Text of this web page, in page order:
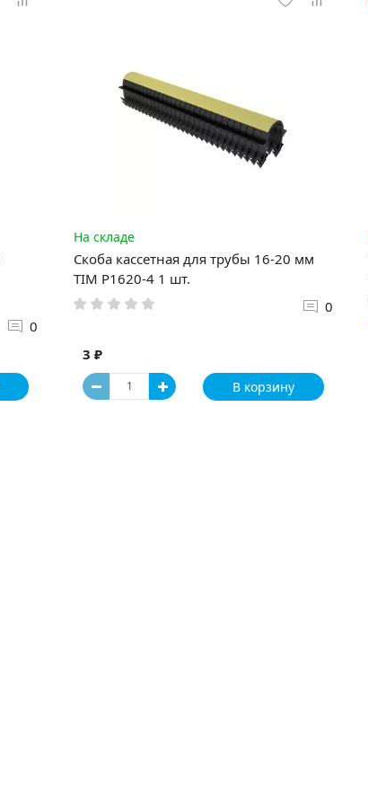
0
На складе
Скоба кассетная для трубы 16-20 мм
TIM P1620-4 1 шт.
0
3 ₽
В корзину